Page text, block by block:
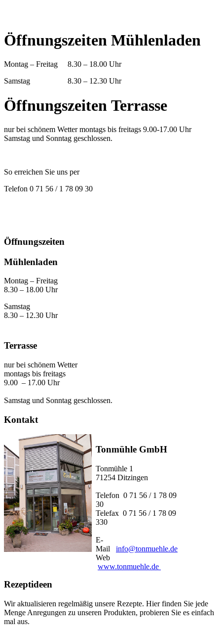
Öffnungszeiten Mühlenladen
Montag – Freitag 8.30 – 18.00 Uhr
Samstag 8.30 – 12.30 Uhr
Öffnungszeiten Terrasse
nur bei schönem Wetter montags bis freitags 9.00-17.00 Uhr
Samstag und Sonntag geschlossen.
So erreichen Sie uns per
Telefon 0 71 56 / 1 78 09 30
Öffnungszeiten
Mühlenladen
Montag – Freitag
8.30 – 18.00 Uhr
Samstag
8.30 – 12.30 Uhr
Terrasse
nur bei schönem Wetter
montags bis freitags
9.00 – 17.00 Uhr
Samstag und Sonntag geschlossen.
Kontakt
Tonmühle GmbH
Tonmühle 1
71254 Ditzingen
Telefon 0 71 56 / 1 78 09
30
Telefax 0 71 56 / 1 78 09
330
E-
Mail
info@tonmuehle.de
Web
www.tonmuehle.de
Rezeptideen
Wir aktualisieren regelmäßig unsere Rezepte. Hier finden Sie jede
Menge Anregungen zu unseren Produkten, probieren Sie es einfach
mal aus.